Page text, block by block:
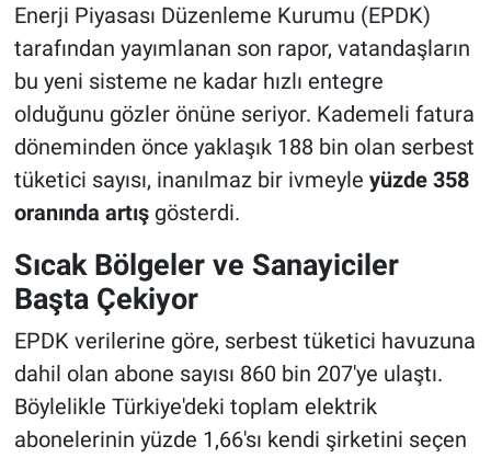
Enerji Piyasası Düzenleme Kurumu (EPDK)
tarafından yayımlanan son rapor, vatandaşların
bu yeni sisteme ne kadar hızlı entegre
olduğunu gözler önüne seriyor. Kademeli fatura
döneminden önce yaklaşık 188 bin olan serbest
tüketici sayısı, inanılmaz bir ivmeyle yüzde 358
oranında artışgösterdi.
Sıcak Bölgeler ve Sanayiciler
Başta Çekiyor
EPDK verilerine göre, serbest tüketici havuzuna
dahil olan abone sayısı 860 bin 207'ye ulaştı.
Böylelikle Türkiye'deki toplam elektrik
abonelerinin yüzde 1,66'sı kendi şirketini seçen